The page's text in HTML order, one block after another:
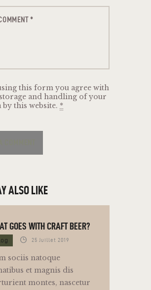
this form you agree with
and handling of your
by this website. *
ALSO LIKE
GOES WITH CRAFT BEER?
25 Juillet 2019
sociis natoque
et magnis dis
montes, nascetur